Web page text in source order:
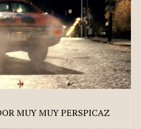
MUY MUY PERSPICAZ